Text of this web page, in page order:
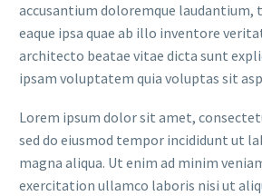
accusantium doloremque laudantium,
eaque ipsa quae ab illo inventore
architecto beatae vitae dicta sunt
ipsam voluptatem quia voluptas sit
Lorem ipsum dolor sit amet,
sed do eiusmod tempor incididunt ut
magna aliqua. Ut enim ad minim
exercitation ullamco laboris nisi ut